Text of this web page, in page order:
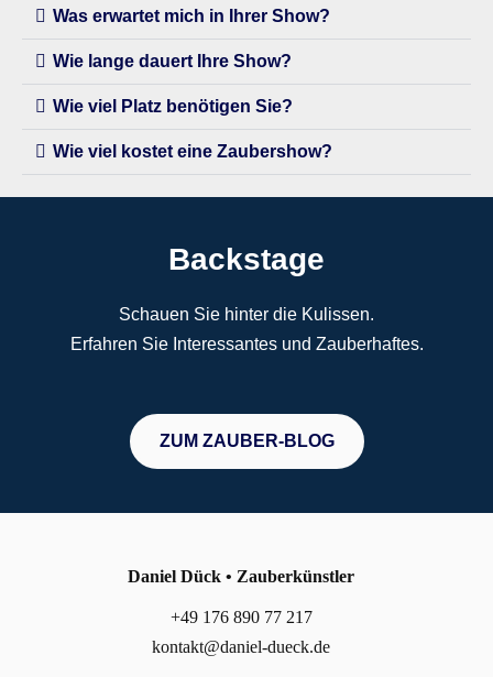
Was erwartet mich in Ihrer Show?
Wie lange dauert Ihre Show?
Wie viel Platz benötigen Sie?
Wie viel kostet eine Zaubershow?
Backstage
Schauen Sie hinter die Kulissen.
Erfahren Sie Interessantes und Zauberhaftes.
ZUM ZAUBER-BLOG
Daniel Dück • Zauberkünstler
+49 176 890 77 217
kontakt@daniel-dueck.de